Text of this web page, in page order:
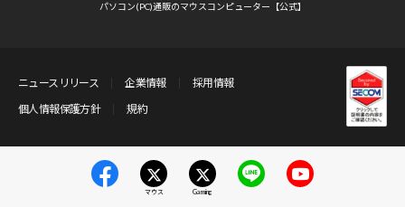
パソコン(PC)通販のマウスコンピューター【公式】
ニュースリリース 企業情報
採用情報
個人情報保護方針
規約
マウス Gaming